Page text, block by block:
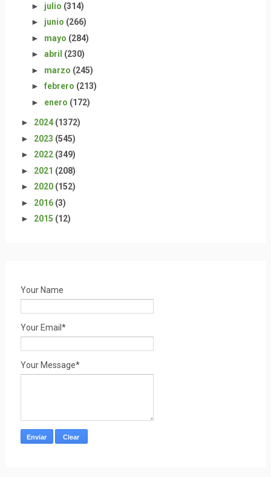
► julio (314)
► junio (266)
► mayo (284)
► abril (230)
► marzo (245)
► febrero (213)
► enero (172)
► 2024 (1372)
► 2023 (545)
► 2022 (349)
► 2021 (208)
► 2020 (152)
► 2016 (3)
► 2015 (12)
Your Name
Your Email*
Your Message*